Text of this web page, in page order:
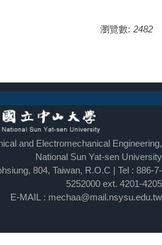
瀏覽數: 2482
and Electromechanical Engineering,
National Sun Yat-sen University
804, Taiwan, R.O.C | Tel : 886-7-
5252000 ext. 4201-4205
E-MAIL : mechaa@mail.nsysu.edu.tw